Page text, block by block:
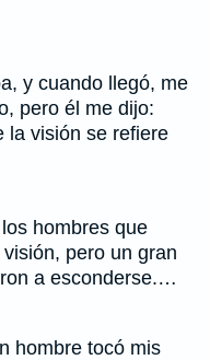
y cuando llegó, me
pero él me dijo:
la visión se refiere
hombres que
pero un gran
a esconderse.…
hombre tocó mis